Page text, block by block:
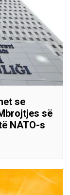
se
së
NATO-s